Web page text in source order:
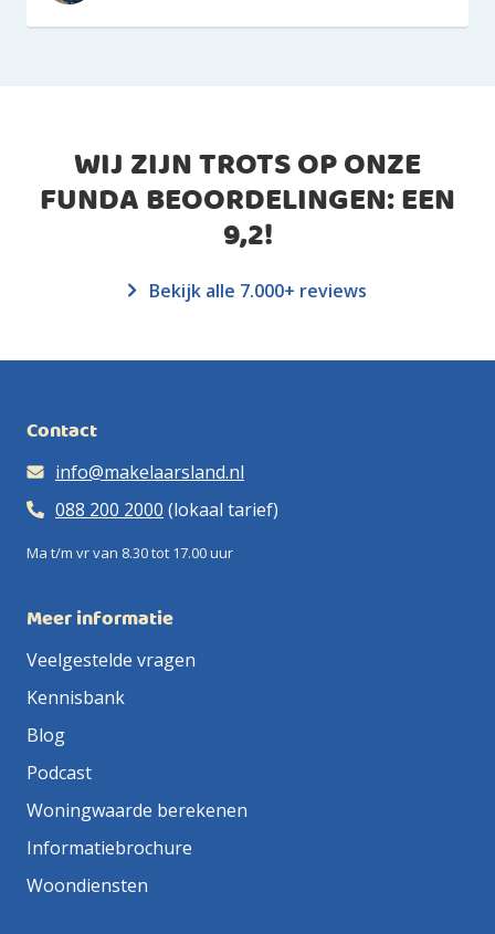
WIJ ZIJN TROTS OP ONZE
FUNDA BEOORDELINGEN: EEN
9,2!
Bekijk alle 7.000+ reviews
Contact
info@makelaarsland.nl
088 200 2000 (lokaal tarief)
Ma t/m vr van 8.30 tot 17.00 uur
Meer informatie
Veelgestelde vragen
Kennisbank
Blog
Podcast
Woningwaarde berekenen
Informatiebrochure
Woondiensten